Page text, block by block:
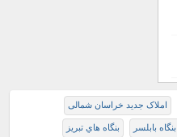
املاک جدید خراسان شمالی
بنگاه بابلسر بنگاه هاي تبريز